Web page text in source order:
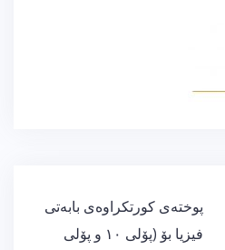
پوختەی کورتکراوەی بابەتی
فیزیا بۆ (پۆلی ١٠ و پۆلی